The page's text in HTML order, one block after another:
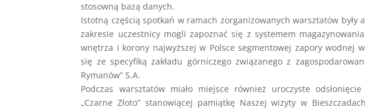
stosowną bazą danych.
Istotną częścią spotkań w ramach zorganizowanych warsztatów
zakresie uczestnicy mogli zapoznać się z systemem
wnętrza i korony najwyższej w Polsce segmentowej zapory wodnej
się ze specyfiką zakładu górniczego związanego z
Rymanów” S.A.
Podczas warsztatów miało miejsce również uroczyste
„Czarne Złoto” stanowiącej pamiątkę Naszej wizyty w